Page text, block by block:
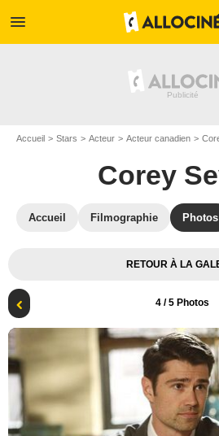
menu
Accueil Stars Acteur Acteur canadien
Corey
Accueil Filmographie Photos
RETOUR À LA
4 / 5 Photos